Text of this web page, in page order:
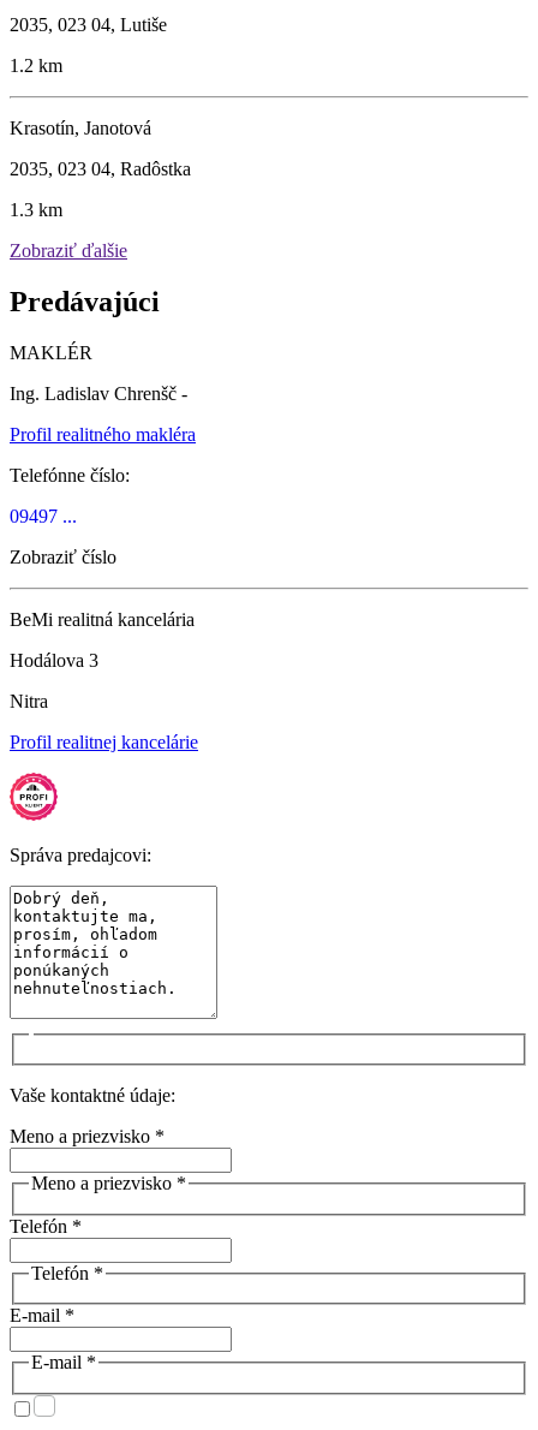
2035, 023 04, Lutiše
1.2 km
Krasotín, Janotová
2035, 023 04, Radôstka
1.3 km
Zobraziť ďalšie
Predávajúci
MAKLÉR
Ing. Ladislav Chrenšč -
Profil realitného makléra
Telefónne číslo:
09497 ...
Zobraziť číslo
BeMi realitná kancelária
Hodálova 3
Nitra
Profil realitnej kancelárie
Správa predajcovi:
Vaše kontaktné údaje:
Meno a priezvisko *
Meno a priezvisko *
Telefón *
Telefón *
E-mail *
E-mail *